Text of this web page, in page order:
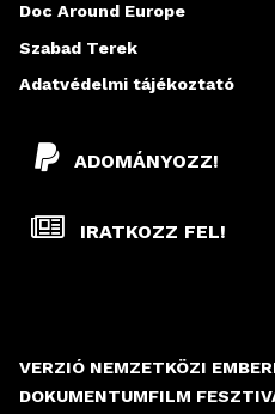
VERZIÓ NEMZETKÖZI
DOKUMENTUMFILM
ADOMÁNYOZZ!
IRATKOZZ FEL!
Doc Around Europe
Szabad Terek
Adatvédelmi tájékoztató